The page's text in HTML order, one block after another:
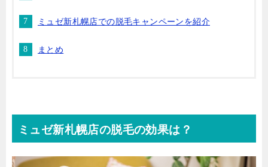
ミュゼ新札幌店での脱毛キャンペーンを紹介
まとめ
ミュゼ新札幌店の脱毛の効果は？